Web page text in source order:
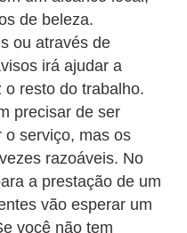
de beleza.
ou através de
irá ajudar a
resto do trabalho.
precisar de ser
o serviço, mas os
razoáveis. No
a prestação de um
vão esperar um
você não tem